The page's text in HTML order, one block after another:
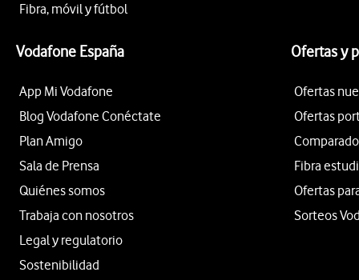
Fibra, móvil y fútbol
Vodafone España
App Mi Vodafone
Blog Vodafone Conéctate
Plan Amigo
Sala de Prensa
Quiénes somos
Trabaja con nosotros
Legal y regulatorio
Sostenibilidad
Ofertas y
Ofertas
Ofertas
Fibra
Ofertas
Sorteos